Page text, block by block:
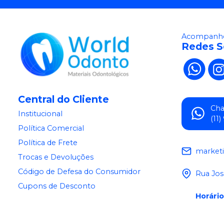
Central do Cliente
Institucional
Política Comercial
Política de Frete
Trocas e Devoluções
Código de Defesa do Consumidor
Cupons de Desconto
Redes
Rua